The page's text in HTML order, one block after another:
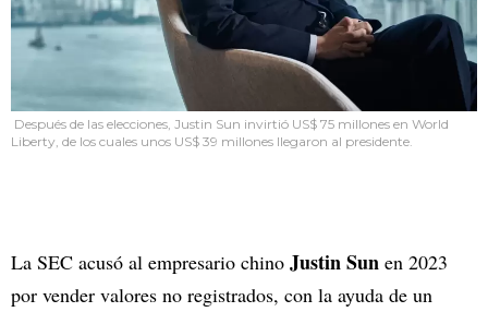
Después de las elecciones, Justin Sun invirtió US$ 75 millones en World
Liberty, de los cuales unos US$ 39 millones llegaron al presidente.
La SEC acusó al empresario chino Justin Sun en 2023
por vender valores no registrados, con la ayuda de un